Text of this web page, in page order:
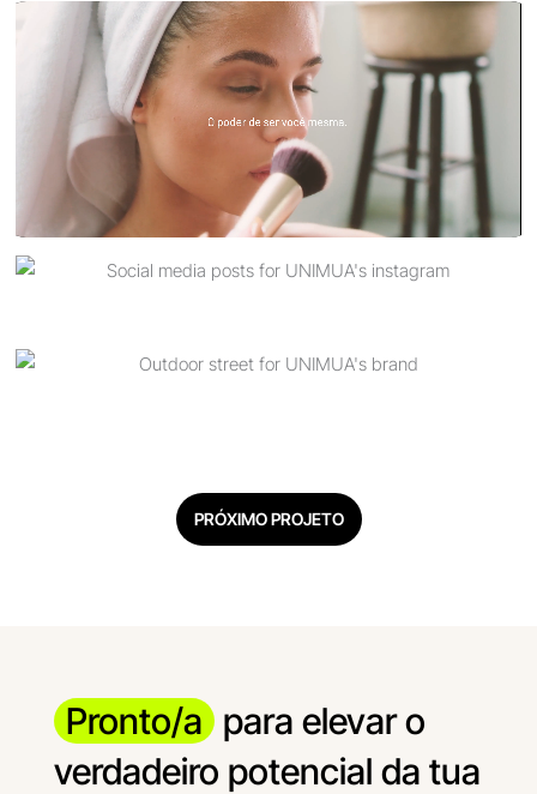
PRÓXIMO PROJETO
Pronto/a para elevar o
verdadeiro potencial da tua